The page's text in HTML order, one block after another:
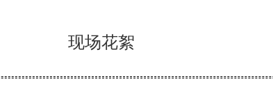
现场花絮